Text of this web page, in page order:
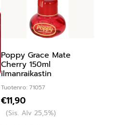
Poppy Grace Mate
Cherry 150ml
ilmanraikastin
Tuotenro: 71057
€11,90
(Sis. Alv 25,5%)